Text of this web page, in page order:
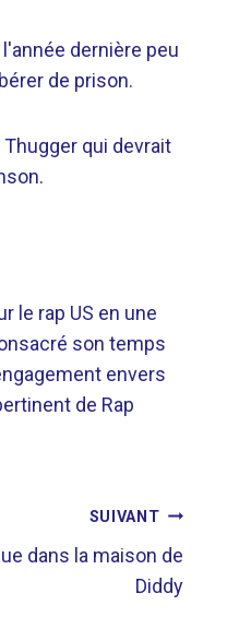
dernière peu
de prison.
qui devrait
le rap US en une
son temps
envers
de Rap
SUIVANT
dans la maison de
Diddy